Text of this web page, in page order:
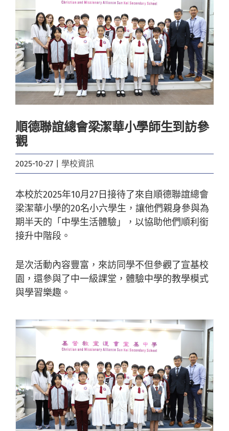
順德聯誼總會梁潔華小學師生到訪參
觀
2025-10-27 學校資訊
本校於2025年10月27日接待了來自順德聯誼總會
梁潔華小學的20名小六學生，讓他們親身參與為
期半天的「中學生活體驗」，以協助他們順利銜
接升中階段。
是次活動內容豐富，來訪同學不但參觀了宣基校
園，還參與了中一級課堂，體驗中學的教學模式
與學習樂趣。